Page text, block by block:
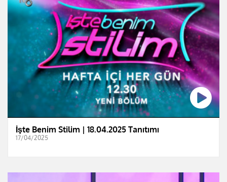
İşte Benim Stilim | 18.04.2025 Tanıtımı
17/04/2025